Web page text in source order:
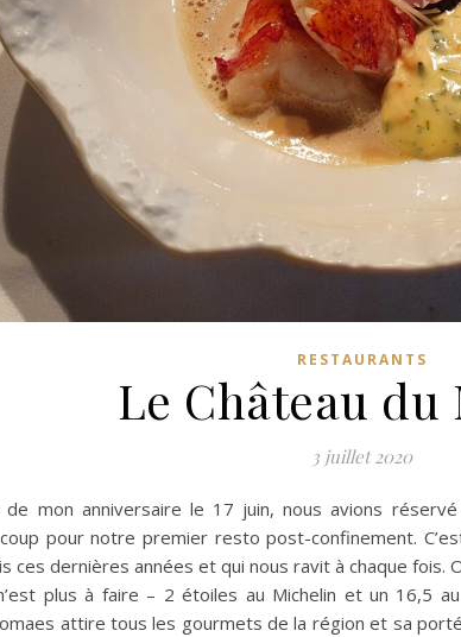
RESTAURANTS
Le Château du
3 juillet 2020
de mon anniversaire le 17 juin, nous avions
pour notre premier resto post-confinement.
ces dernières années et qui nous ravit à chaque fois.
plus à faire – 2 étoiles au Michelin et un 16,5
attire tous les gourmets de la région et sa